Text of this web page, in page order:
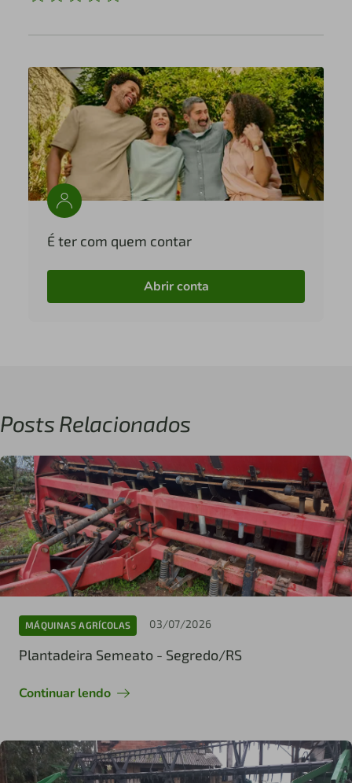
É ter com quem contar
Abrir conta
Posts Relacionados
MÁQUINAS AGRÍCOLAS 03/07/2026
Plantadeira Semeato - Segredo/RS
Continuar lendo